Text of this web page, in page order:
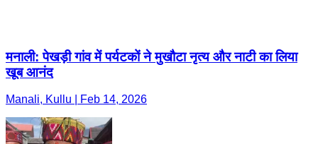
मनाली: पेखड़ी गांव में पर्यटकों ने मुखौटा नृत्य और नाटी का लिया
खूब आनंद
Manali, Kullu | Feb 14, 2026